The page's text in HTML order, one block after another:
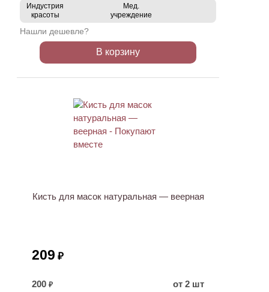
Индустрия
красоты
Мед.
учреждение
Нашли дешевле?
В корзину
Кисть для масок натуральная — веерная
209 ₽
200 ₽ от 2 шт